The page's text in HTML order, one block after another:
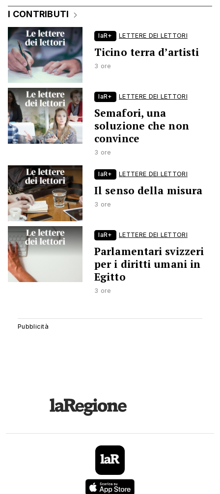
I CONTRIBUTI
laR+ LETTERE DEI LETTORI
Ticino terra d’artisti
3 ore
laR+ LETTERE DEI LETTORI
Semafori, una
soluzione che non
convince
3 ore
laR+ LETTERE DEI LETTORI
Il senso della misura
3 ore
laR+ LETTERE DEI LETTORI
Parlamentari svizzeri
per i diritti umani in
Egitto
3 ore